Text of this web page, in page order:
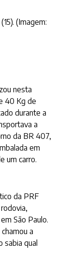
(Imagem:
nesta
40 Kg de
durante a
a
da BR 407,
em
um carro.
da PRF
São Paulo.
a
sabia qual